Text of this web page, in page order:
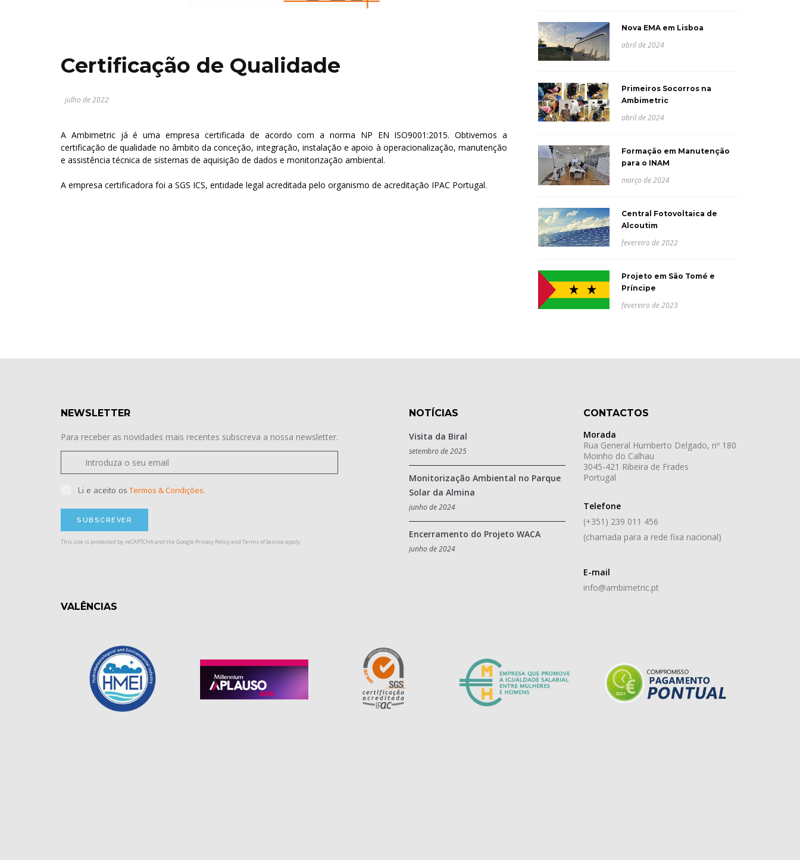
Certificação de Qualidade
julho de 2022
A Ambimetric já é uma empresa certificada de acordo com a norma NP EN ISO9001:2015. Obtivemos a
certificação de qualidade no âmbito da conceção, integração, instalação e apoio à operacionalização, manutenção
e assistência técnica de sistemas de aquisição de dados e monitorização ambiental.
A empresa certificadora foi a SGS ICS, entidade legal acreditada pelo organismo de acreditação IPAC Portugal.
Nova EMA em Lisboa
abril de 2024
Primeiros Socorros na
Ambimetric
abril de 2024
Formação em Manutenção
para o INAM
março de 2024
Central Fotovoltaica de
Alcoutim
fevereiro de 2022
Projeto em São Tomé e
Príncipe
fevereiro de 2023
NEWSLETTER
Para receber as novidades mais recentes subscreva a nossa newsletter.
Li e aceito os Termos & Condições.
This site is protected by reCAPTCHA and the Google Privacy Policyand Terms of Service apply.
NOTÍCIAS
Visita da Biral
setembro de 2025
Monitorização Ambiental no Parque
Solar da Almina
junho de 2024
Encerramento do Projeto WACA
junho de 2024
CONTACTOS
Morada
Rua General Humberto Delgado, nº 180
Moinho do Calhau
3045-421 Ribeira de Frades
Portugal
Telefone
(+351) 239 011 456
(chamada para a rede fixa nacional)
E-mail
info@ambimetric.pt
VALÊNCIAS